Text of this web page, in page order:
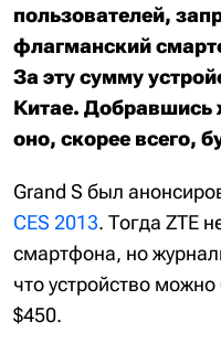
пользователей,
флагманский
За эту сумму
Китае. Добравшись
оно, скорее всего,
Grand S был
CES 2013. Тогда ZTE
смартфона, но
что устройство
$450.